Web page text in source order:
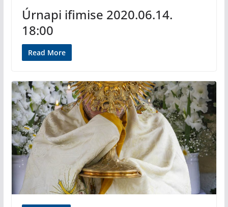
Úrnapi ifimise 2020.06.14.
18:00
Read More